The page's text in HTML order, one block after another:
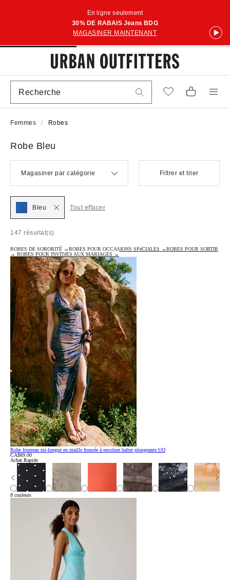
En ligne seulement
30% DE RABAIS Jeans BDG
MAGASINER MAINTENANT
Femmes Robes
Robe Bleu
Magasiner par catégorie Filtrer et trier
147 résultat(s)
Bleu Tout effacer
ROBES DE SORORITÉ →ROBES POUR OCCASIONS SPéCIALES →ROBES POUR SORTIR
→ ROBES POUR INVITéES AUX MARIAGES →
Robe fourreau mi-longue en maille froncée à encolure halter plongeante UO
CA$89.00
Achat Rapide
8 couleurs